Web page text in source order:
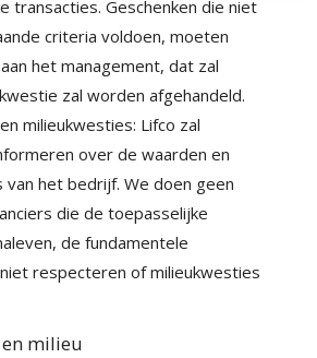
transacties. Geschenken die niet
criteria voldoen, moeten
het management, dat zal
zal worden afgehandeld.
milieukwesties: Lifco zal
over de waarden en
het bedrijf. We doen geen
die de toepasselijke
de fundamentele
respecteren of milieukwesties
milieu